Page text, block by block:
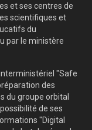
et ses centres de
scientifiques et
du
par le ministère
"Safe
des
du groupe orbital
de ses
"Digital